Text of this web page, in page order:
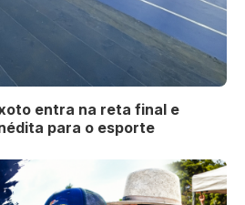
entra na reta final e
para o esporte